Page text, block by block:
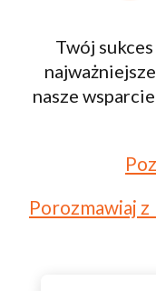
Twój
nasze
Porozmawiaj z